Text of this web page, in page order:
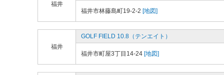
福井
福井市林藤島町19-2-2 [地図]
福井
GOLF FIELD 10.8（テンエイト）
福井市町屋3丁目14-24 [地図]